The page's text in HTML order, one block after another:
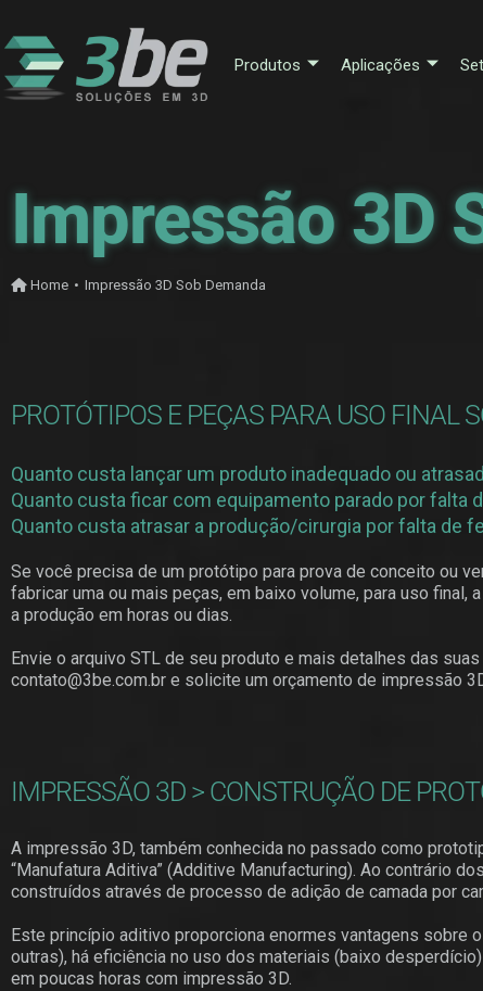
Produtos Aplicações
Impressão 3D
Home • Impressão 3D Sob Demanda
PROTÓTIPOS E PEÇAS PARA USO FINAL
Quanto custa lançar um produto inadequado ou
Quanto custa ficar com equipamento parado por falta
Quanto custa atrasar a produção/cirurgia por falta de
Se você precisa de um protótipo para prova de conceito ou
fabricar uma ou mais peças, em baixo volume, para uso
a produção em horas ou dias.
Envie o arquivo STL de seu produto e mais detalhes das
contato@3be.com.br e solicite um orçamento de impressão
IMPRESSÃO 3D > CONSTRUÇÃO DE
A impressão 3D, também conhecida no passado como
“Manufatura Aditiva” (Additive Manufacturing). Ao contrário
construídos através de processo de adição de camada por
Este princípio aditivo proporciona enormes vantagens sobre
outras), há eficiência no uso dos materiais (baixo
em poucas horas com impressão 3D.